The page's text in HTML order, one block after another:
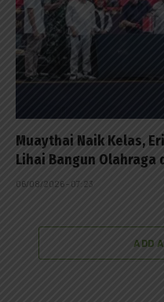
Muaythai Naik Kelas,
Lihai Bangun Olahraga
06/08/2026 - 07:23
ADD